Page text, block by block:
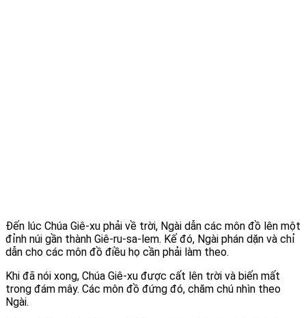
Đến lúc Chúa Giê-xu phải về trời, Ngài dẫn các môn đồ lên một
đỉnh núi gần thành Giê-ru-sa-lem. Kế đó, Ngài phán dặn và chỉ
dẫn cho các môn đồ điều họ cần phải làm theo.
Khi đã nói xong, Chúa Giê-xu được cất lên trời và biến mất
trong đám mây. Các môn đồ đứng đó, chăm chú nhìn theo
Ngài.